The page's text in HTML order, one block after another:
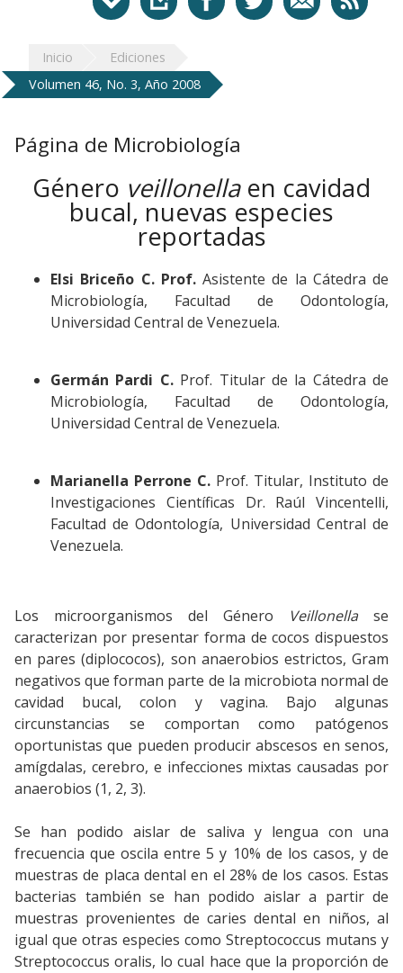
Inicio
Ediciones
Volumen 46, No. 3, Año 2008
Página de Microbiología
Género veillonellaen cavidad
bucal, nuevas especies
reportadas
Elsi Briceño C. Prof. Asistente de la Cátedra de
Microbiología, Facultad de Odontología,
Universidad Central de Venezuela.
Germán Pardi C. Prof. Titular de la Cátedra de
Microbiología, Facultad de Odontología,
Universidad Central de Venezuela.
Marianella Perrone C. Prof. Titular, Instituto de
Investigaciones Científicas Dr. Raúl Vincentelli,
Facultad de Odontología, Universidad Central de
Venezuela.
Los microorganismos del Género Veillonellase
caracterizan por presentar forma de cocos dispuestos
en pares (diplococos), son anaerobios estrictos, Gram
negativos que forman parte de la microbiota normal de
cavidad bucal, colon y vagina. Bajo algunas
circunstancias se comportan como patógenos
oportunistas que pueden producir abscesos en senos,
amígdalas, cerebro, e infecciones mixtas causadas por
anaerobios (1, 2, 3).
Se han podido aislar de saliva y lengua con una
frecuencia que oscila entre 5 y 10% de los casos, y de
muestras de placa dental en el 28% de los casos. Estas
bacterias también se han podido aislar a partir de
muestras provenientes de caries dental en niños, al
igual que otras especies como Streptococcus mutans y
Streptococcus oralis, lo cual hace que la proporción de